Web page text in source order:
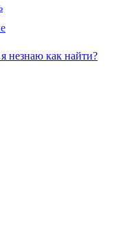
незнаю как найти?